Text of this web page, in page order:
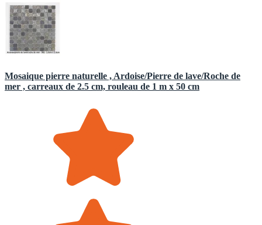
Mosaique pierre naturelle , Ardoise/Pierre de lave/Roche de
mer , carreaux de 2.5 cm, rouleau de 1 m x 50 cm